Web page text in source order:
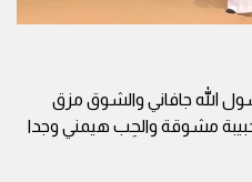
الله جافاني والشوق مزق
مشوقة والحِب هيمني وجدا